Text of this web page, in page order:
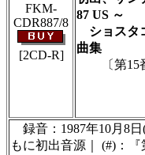
FKM-
CDR887/8
[2CD-R]
87 US ～
ショスタ
曲集
〔第15番
録音：1987年10月8日
もに初出音源｜ (#)：